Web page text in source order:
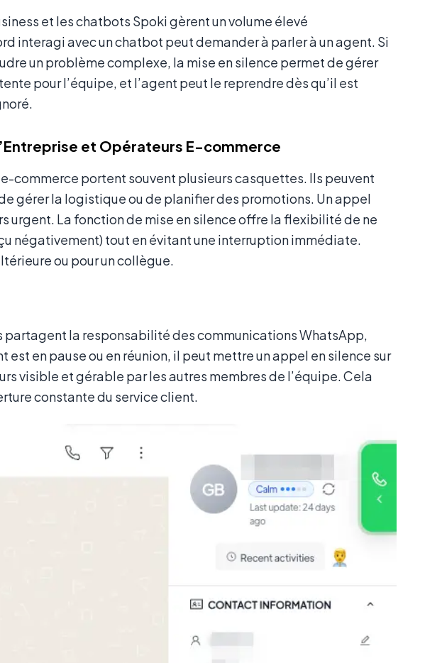
et les chatbots Spoki gèrent un volume élevé
interagi avec un chatbot peut demander à parler à un agent. Si
un problème complexe, la mise en silence permet de gérer
pour l’équipe, et l’agent peut le reprendre dès qu’il est
et Opérateurs E-commerce
commerce portent souvent plusieurs casquettes. Ils peuvent
gérer la logistique ou de planifier des promotions. Un appel
urgent. La fonction de mise en silence offre la flexibilité de ne
négativement) tout en évitant une interruption immédiate.
ou pour un collègue.
partagent la responsabilité des communications WhatsApp,
en pause ou en réunion, il peut mettre un appel en silence sur
visible et gérable par les autres membres de l’équipe. Cela
constante du service client.